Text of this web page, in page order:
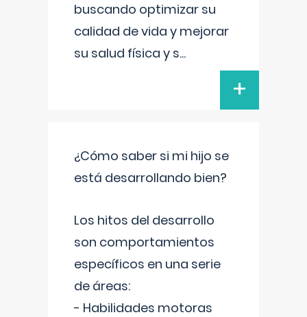
buscando optimizar su
calidad de vida y mejorar
su salud física y s...
+
¿Cómo saber si mi hijo se
está desarrollando bien?
Los hitos del desarrollo
son comportamientos
específicos en una serie
de áreas:
- Habilidades motoras